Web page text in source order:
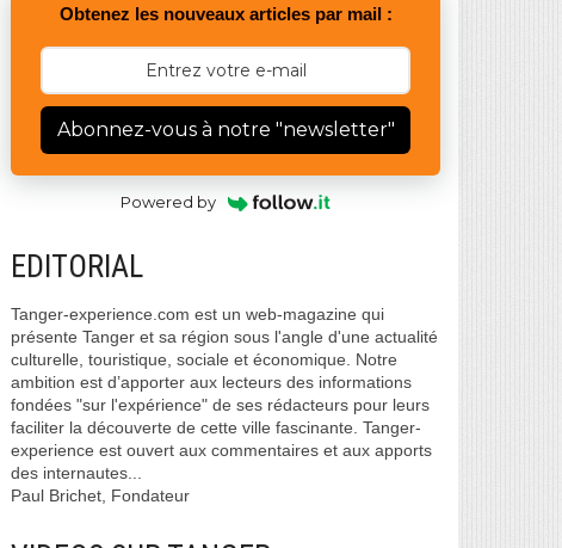
Obtenez les nouveaux articles par mail :
Abonnez-vous à notre "newsletter"
Powered by
EDITORIAL
Tanger-experience.com est un web-magazine qui
présente Tanger et sa région sous l'angle d'une actualité
culturelle, touristique, sociale et économique. Notre
ambition est d’apporter aux lecteurs des informations
fondées "sur l'expérience" de ses rédacteurs pour leurs
faciliter la découverte de cette ville fascinante. Tanger-
experience est ouvert aux commentaires et aux apports
des internautes...
Paul Brichet, Fondateur